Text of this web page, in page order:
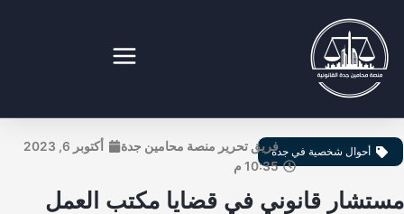
أحوال شخصية في جدةفريق تحرير منصة محامين جدة
أكتوبر 6, 2023
10:35 م
قانوني في قضايا مكتب العمل